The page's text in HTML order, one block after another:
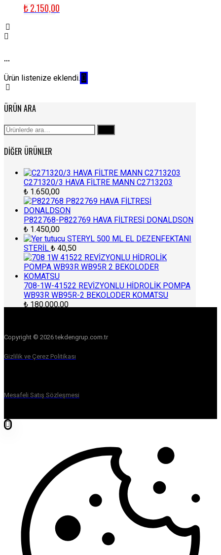
₺2.150,00
...
Ürün listenize eklendi.
ÜRÜN ARA
Ara:
DIĞER ÜRÜNLER
C271320/3 HAVA FİLTRE MANN C2713203
₺ 1.650,00
P822768-P822769 HAVA FİLTRESİ DONALDSON
₺ 1.450,00
STERYL 500 ML EL DEZENFEKTANI
STERİL ₺ 40,50
708-1W-41522 REVİZYONLU HİDROLİK POMPA
WB93R WB95R-2 BEKOLODER KOMATSU
₺ 180.000,00
Copyright © 2026 tekdengrup.com.tr
Gizlilik ve Çerez Politikası
Mesafeli Satış Sözleşmesi